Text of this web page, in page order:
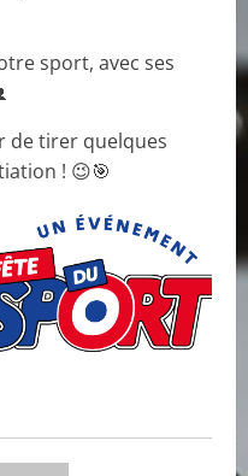
sport, avec ses
de tirer quelques
! 😉🎯